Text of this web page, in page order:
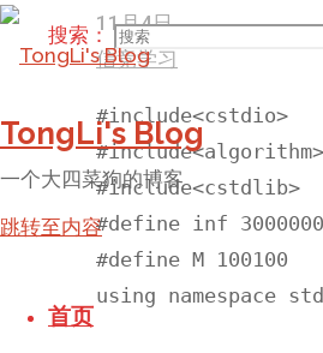
搜索：
TongLi's Blog
一个大四菜狗的博客
跳转至内容
首页
11月4日
信竞学习
#include<cstdio>
#include<algorithm>
#include<cstdlib>
#define inf
#define M 100100
using namespace